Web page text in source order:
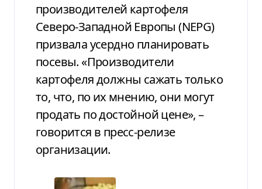
производителей картофеля
Северо-Западной Европы (NEPG)
призвала усердно планировать
посевы. «Производители
картофеля должны сажать только
то, что, по их мнению, они могут
продать по достойной цене», –
говорится в пресс-релизе
организации.